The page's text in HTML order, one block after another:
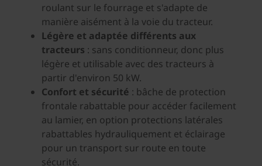
roulant sur le fourrage et s'adapte de
manière aisément à la voie du tracteur.
Légère et adaptée différents aux
tracteurs : sans conditionneur, donc plus
légère et utilisable avec des tracteurs à
partir d'environ 50 kW.
Confort et sécurité : bâche de protection
frontale rabattable pour accéder facilement
au lamier, en option protections latérales
rabattables hydrauliquement et éclairage
pour un transport sur route en toute
sécurité.